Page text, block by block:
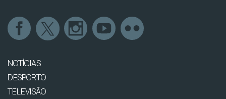
NOTÍCIAS
DESPORTO
TELEVISÃO